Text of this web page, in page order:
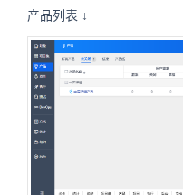
产品列表 ↓